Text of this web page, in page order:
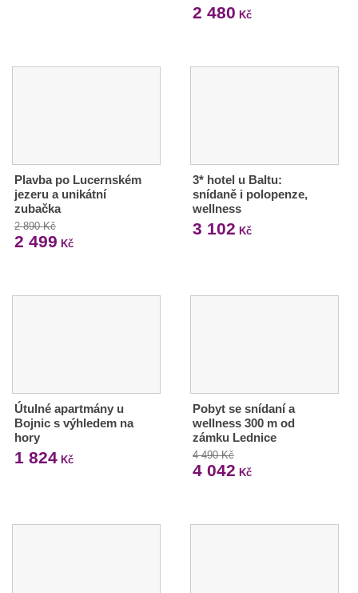
2 480 Kč
Plavba po Lucernském
jezeru a unikátní
zubačka
2 890 Kč
2 499 Kč
3* hotel u Baltu:
snídaně i polopenze,
wellness
3 102 Kč
Útulné apartmány u
Bojnic s výhledem na
hory
1 824 Kč
Pobyt se snídaní a
wellness 300 m od
zámku Lednice
4 490 Kč
4 042 Kč